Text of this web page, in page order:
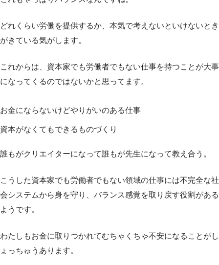
どれくらい労働を提供するか、本気で考えないといけないとき
がきている気がします。
これからは、資本家でも労働者でもない仕事を持つことが大事
になってくるのではないかと思ってます。
お金にならないけどやりがいのある仕事
資本がなくてもできるものづくり
誰もがクリエイターになって誰もが先生になって教え合う。
こうした資本家でも労働者でもない領域の仕事には不完全な社
会システムから身を守り、バランス感覚を取り戻す役割がある
ようです。
わたしもお金に取りつかれてむちゃくちゃ不安になることがし
ょっちゅうあります。